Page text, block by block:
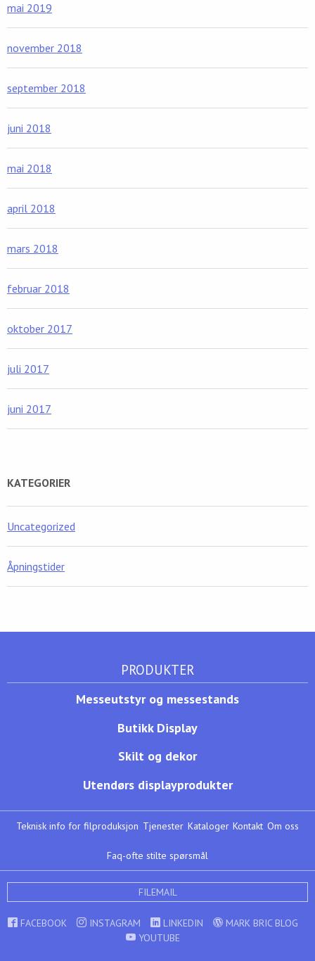
mai 2019
november 2018
september 2018
juni 2018
mai 2018
april 2018
mars 2018
februar 2018
oktober 2017
juli 2017
juni 2017
KATEGORIER
Uncategorized
Åpningstider
PRODUKTER
Messeutstyr og messestands
Butikk Display
Skilt og dekor
Utendørs displayprodukter
Teknisk info for filproduksjon Tjenester Kataloger Kontakt Om oss
Faq-ofte stilte spørsmål
FILEMAIL
FACEBOOK INSTAGRAM LINKEDIN
MARK BRIC BLOG
YOUTUBE